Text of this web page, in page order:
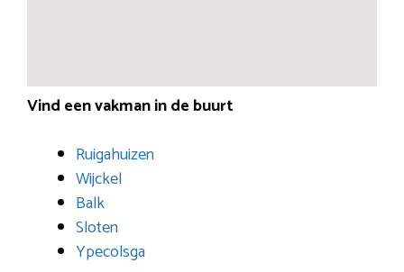
Vind een vakman in de buurt
Ruigahuizen
Wijckel
Balk
Sloten
Ypecolsga